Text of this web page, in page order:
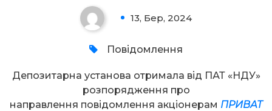
13, Бер, 2024
Повідомлення
Депозитарна установа отримала від ПАТ «НДУ»
розпорядження про
направлення повідомлення акціонерам ПРИВАТ